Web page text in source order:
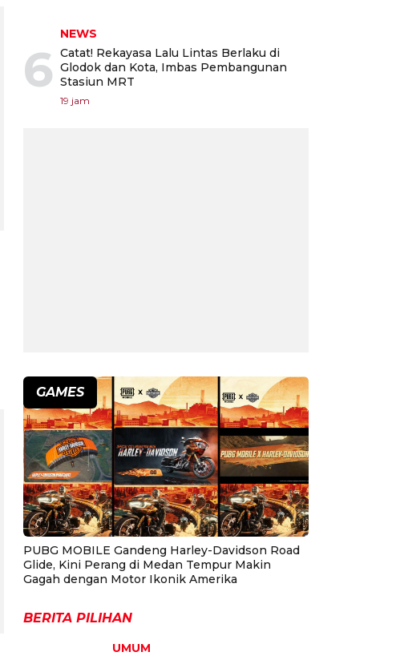
6
NEWS
Catat! Rekayasa Lalu Lintas Berlaku di
Glodok dan Kota, Imbas Pembangunan
Stasiun MRT
19 jam
GAMES
PUBG MOBILE Gandeng Harley-Davidson Road
Glide, Kini Perang di Medan Tempur Makin
Gagah dengan Motor Ikonik Amerika
BERITA PILIHAN
UMUM